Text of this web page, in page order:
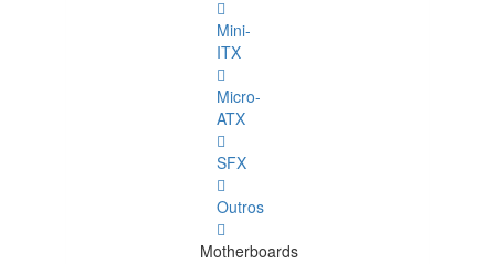
Mini-
ITX
Micro-
ATX
SFX
Outros
Motherboards